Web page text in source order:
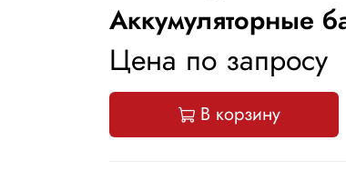
Аккумуляторные
Цена по запросу
В корзину